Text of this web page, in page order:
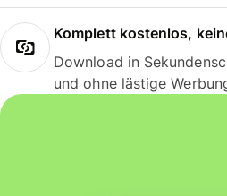
Komplett kostenlos,
Download in
und ohne lästige